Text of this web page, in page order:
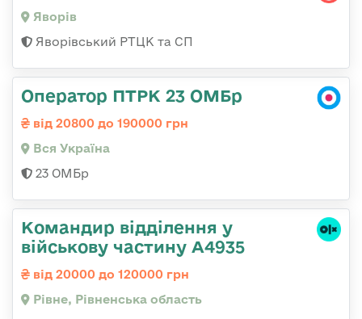
Яворів
Яворівський РТЦК та СП
Оператор ПТРК 23 ОМБр
від 20800 до 190000 грн
Вся Україна
23 ОМБр
Командир відділення у
військову частину А4935
від 20000 до 120000 грн
Рівне, Рівненська область